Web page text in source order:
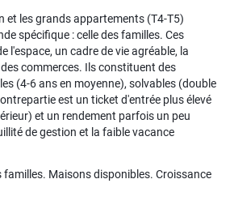
et les grands appartements (T4-T5)
spécifique : celle des familles. Ces
l'espace, un cadre de vie agréable, la
commerces. Ils constituent des
(4-6 ans en moyenne), solvables (double
est un ticket d'entrée plus élevé
et un rendement parfois un peu
de gestion et la faible vacance
familles. Maisons disponibles. Croissance